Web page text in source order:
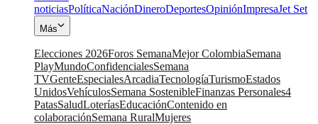
noticiasPolíticaNaciónDineroDeportesOpiniónImpresaJet Set
Más
Elecciones 2026Foros SemanaMejor ColombiaSemana
PlayMundoConfidencialesSemana
TVGenteEspecialesArcadiaTecnologíaTurismoEstados
UnidosVehículosSemana SostenibleFinanzas Personales4
PatasSaludLoteríasEducaciónContenido en
colaboraciónSemana RuralMujeres